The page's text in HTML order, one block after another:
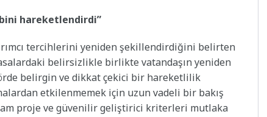
hareketlendirdi”
tercihlerini yeniden şekillendirdiğini belirten
belirsizlikle birlikte vatandaşın yeniden
belirgin ve dikkat çekici bir hareketlilik
etkilenmemek için uzun vadeli bir bakış
proje ve güvenilir geliştirici kriterleri mutlaka